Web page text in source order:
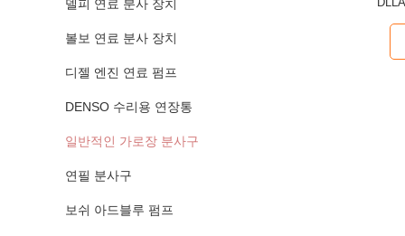
델피 연료 분사 장치
볼보 연료 분사 장치
디젤 엔진 연료 펌프
DENSO 수리용 연장통
일반적인 가로장 분사구
연필 분사구
보쉬 아드블루 펌프